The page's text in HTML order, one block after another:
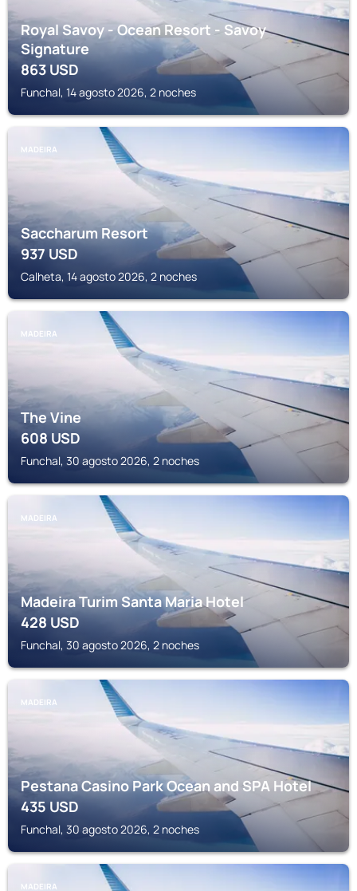
Royal Savoy - Ocean Resort - Savoy
Signature
863USD
Funchal, 14 agosto 2026, 2 noches
MADEIRA
Saccharum Resort
937USD
Calheta, 14 agosto 2026, 2 noches
MADEIRA
The Vine
608USD
Funchal, 30 agosto 2026, 2 noches
MADEIRA
Madeira Turim Santa Maria Hotel
428USD
Funchal, 30 agosto 2026, 2 noches
MADEIRA
Pestana Casino Park Ocean and SPA Hotel
435USD
Funchal, 30 agosto 2026, 2 noches
MADEIRA